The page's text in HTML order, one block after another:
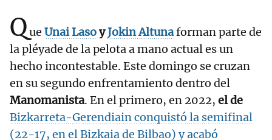
Que Unai LasoyJokin Altunaforman parte de
la pléyade de la pelota a mano actual es un
hecho incontestable. Este domingo se cruzan
en su segundo enfrentamiento dentro del
Manomanista. En el primero, en 2022, el de
Bizkarreta-Gerendiain conquistó la semifinal
(22-17, en el Bizkaia de Bilbao) y acabó